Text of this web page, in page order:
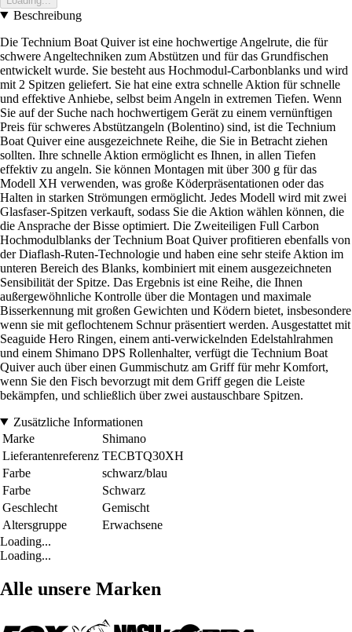
Beschreibung
Die Technium Boat Quiver ist eine hochwertige Angelrute, die für
schwere Angeltechniken zum Abstützen und für das Grundfischen
entwickelt wurde. Sie besteht aus Hochmodul-Carbonblanks und wird
mit 2 Spitzen geliefert. Sie hat eine extra schnelle Aktion für schnelle
und effektive Anhiebe, selbst beim Angeln in extremen Tiefen. Wenn
Sie auf der Suche nach hochwertigem Gerät zu einem vernünftigen
Preis für schweres Abstützangeln (Bolentino) sind, ist die Technium
Boat Quiver eine ausgezeichnete Reihe, die Sie in Betracht ziehen
sollten. Ihre schnelle Aktion ermöglicht es Ihnen, in allen Tiefen
effektiv zu angeln. Sie können Montagen mit über 300 g für das
Modell XH verwenden, was große Köderpräsentationen oder das
Halten in starken Strömungen ermöglicht. Jedes Modell wird mit zwei
Glasfaser-Spitzen verkauft, sodass Sie die Aktion wählen können, die
die Ansprache der Bisse optimiert. Die Zweiteiligen Full Carbon
Hochmodulblanks der Technium Boat Quiver profitieren ebenfalls von
der Diaflash-Ruten-Technologie und haben eine sehr steife Aktion im
unteren Bereich des Blanks, kombiniert mit einem ausgezeichneten
Sensibilität der Spitze. Das Ergebnis ist eine Reihe, die Ihnen
außergewöhnliche Kontrolle über die Montagen und maximale
Bisserkennung mit großen Gewichten und Ködern bietet, insbesondere
wenn sie mit geflochtenem Schnur präsentiert werden. Ausgestattet mit
Seaguide Hero Ringen, einem anti-verwickelnden Edelstahlrahmen
und einem Shimano DPS Rollenhalter, verfügt die Technium Boat
Quiver auch über einen Gummischutz am Griff für mehr Komfort,
wenn Sie den Fisch bevorzugt mit dem Griff gegen die Leiste
bekämpfen, und schließlich über zwei austauschbare Spitzen.
Zusätzliche Informationen
Marke
Shimano
Lieferantenreferenz TECBTQ30XH
Farbe
schwarz/blau
Farbe
Schwarz
Geschlecht
Gemischt
Altersgruppe
Erwachsene
Loading...
Loading...
Alle unsere Marken